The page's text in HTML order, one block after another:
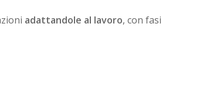
adattandole al lavoro, con fasi